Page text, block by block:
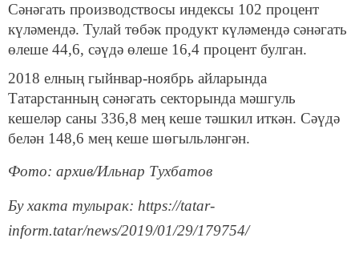
Сәнәгать производствосы индексы 102 процент
күләмендә. Тулай төбәк продукт күләмендә сәнәгать
өлеше 44,6, сәүдә өлеше 16,4 процент булган.
2018 елның гыйнвар-ноябрь айларында
Татарстанның сәнәгать секторында мәшгуль
кешеләр саны 336,8 мең кеше тәшкил иткән. Сәүдә
белән 148,6 мең кеше шөгыльләнгән.
Фото: архив/Ильнар Тухбатов
Бу хакта тулырак: https://tatar-
inform.tatar/news/2019/01/29/179754/